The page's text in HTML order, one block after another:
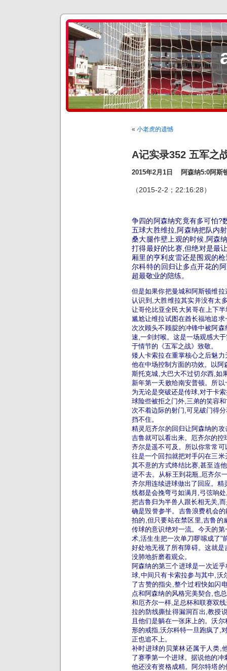
« 小老虎的遗憾
A记实录352 五军之
2015年2月1日 阿森纳5:0阿斯
（2015-2-2；22:16:28）
争四的阿森纳究竟有多可怕?
五球大胜维拉,阿森纳把队内
桑大腿作壁上观的时候,阿森
打得最好的比赛,但绝对是最
厢里的亨利皮雷还是围观的
尔科特的回归让多点开花的
超最敬业的陪练。
但是如果你把曼城和阿斯顿维
认识到,大胜维拉其实并没有太
让哥伦比亚全民大舅哥在上下
尴尬让维拉试图在酋长福地追
次次顾头不顾腚的冲锋中被阿
速,一剑封喉。这是一场观感大
于情节的《五军之战》致敬。
矮人卡索拉在重掌核心之后魅
他在中场控制方面的功效。以
斯托克城,大巴大不过切尔西,如
新年第一天败给南安普顿。所
为无论是突破还是传球,对于卡
球险些被拒之门外,三弟的笑容
次不着边际的射门,可见破门得
挡不住。
精灵厄齐尔的回归让阿森纳的
吉鲁就可以看出来。厄齐尔的
齐尔是遥不可及。所以你常常
往是一个回扣就把对手闪在三
其不意的方式终结比赛,甚至连
进不去。从标王到花瓶,厄齐尔
齐尔用连续进球做出了回应。
线都是会挽弯弓如满月,弓弦响
把吉鲁归为半兽人跟长相无关,
确是毁誉参半。吉鲁浪费机会
拍的,但只要站在禁区里,吉鲁的
传球的意识绝对一流。今天的
术,活生生把一次单刀啰嗦成了“
好处地无视了所有障碍。这就
没肺地折磨着观众。
阿森纳的第三个进球是一次近
球,中间只有卡索拉参与其中,沃
了古赞的指尖,整个过程快如闪
点和阿森纳的风格完美契合,也
和厄齐尔一样,足总杯和联赛双
拉的防线撕扯得漏洞百出,教授
且他们是躺在一张床上的。沃
形的戒指,沃尔科特一旦跑疯了,
正也追不上。
补时进球的贝莱林还属于人类,
了赛季第一个进球。据说他的
他还没有资格成精。阿尔特塔